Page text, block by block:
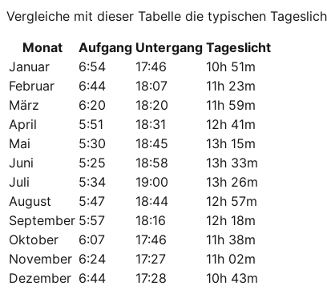
Vergleiche mit dieser Tabelle die typischen
Monat
Aufgang Untergang Tageslicht
Januar
6:54 17:46
10h 51m
Februar
6:44 18:07
11h 23m
März
6:20 18:20
11h 59m
April
5:51 18:31
12h 41m
Mai
5:30 18:45
13h 15m
Juni
5:25 18:58
13h 33m
Juli
5:34 19:00
13h 26m
August
5:47 18:44
12h 57m
September 5:57 18:16
12h 18m
Oktober
6:07 17:46
11h 38m
November 6:24 17:27
11h 02m
Dezember 6:44 17:28 10h 43m